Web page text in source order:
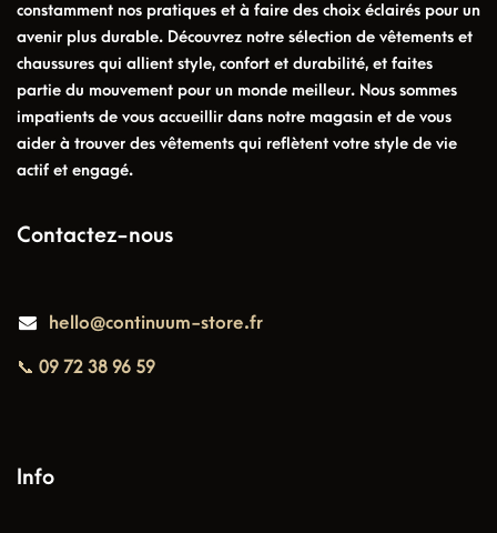
constamment nos pratiques et à faire des choix éclairés pour un
avenir plus durable. Découvrez notre sélection de vêtements et
chaussures qui allient style, confort et durabilité, et faites
partie du mouvement pour un monde meilleur. Nous sommes
impatients de vous accueillir dans notre magasin et de vous
aider à trouver des vêtements qui reflètent votre style de vie
actif et engagé.
Contactez-nous
hello@continuum-store.fr
📞 09 72 38 96 59
Info